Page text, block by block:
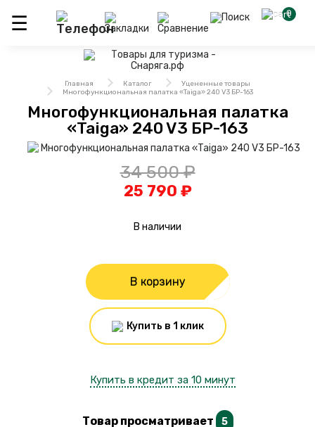
0
Главная Каталог
Уцененные товары
Многофункциональная палатка «Taiga» 240 V3 БР-163
Многофункциональная палатка
«Taiga» 240 V3 БР-163
34 500 ₽
25 790 ₽
В наличии
В корзину
Купить в 1 клик
Купить в кредит за 10 минут
Товар просматривает 5